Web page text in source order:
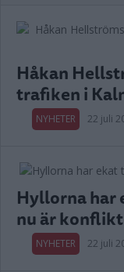
Håkan
trafiken i
NYHETER 22 juli
Hyllorna har
nu är
NYHETER 22 juli